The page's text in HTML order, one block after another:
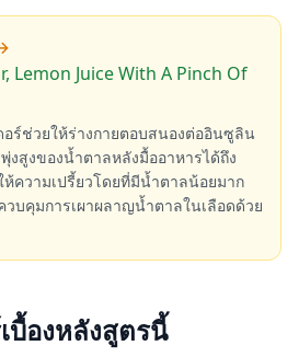
Lemon Juice With A Pinch Of
อร์ช่วยให้ร่างกายตอบสนองต่ออินซูลิน
สูงของน้ำตาลหลังมื้ออาหารได้ถึง
ความเปรี้ยวโดยที่มีน้ำตาลน้อยมาก
บคุมการเผาผลาญน้ำตาลในเลือดด้วย
บื้องหลังสูตรนี้